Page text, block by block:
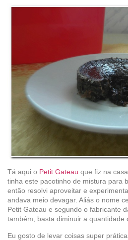
Tá aqui o Petit Gateau que fiz na
tinha este pacotinho de mistura para
então resolvi aproveitar e
andava meio devagar. Aliás o nome
Petit Gateau e segundo o fabricante
também, basta diminuir a quantidade
Eu gosto de levar coisas super